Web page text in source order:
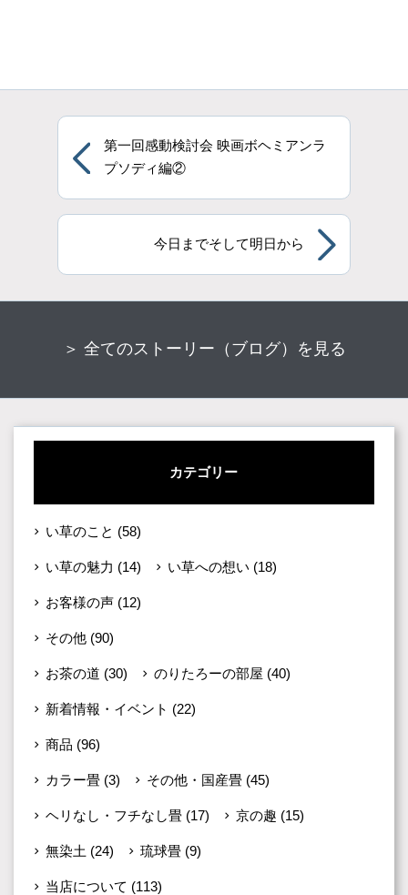
第一回感動検討会 映画ボヘミアンラ
プソディ編②
今日までそして明日から
＞ 全てのストーリー（ブログ）を見る
カテゴリー
い草のこと (58)
い草の魅力 (14) い草への想い (18)
お客様の声 (12)
その他 (90)
お茶の道 (30) のりたろーの部屋 (40)
新着情報・イベント (22)
商品 (96)
カラー畳 (3) その他・国産畳 (45)
ヘリなし・フチなし畳 (17) 京の趣 (15)
無染土 (24) 琉球畳 (9)
当店について (113)